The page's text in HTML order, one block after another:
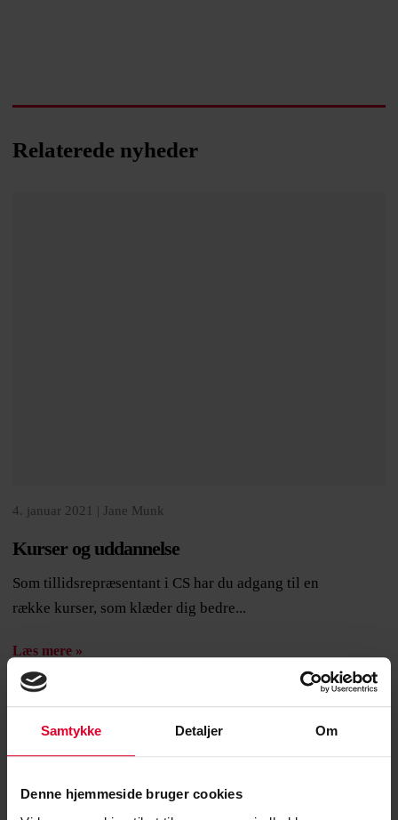
Samtykke Detaljer Om
Denne hjemmeside bruger cookies
Relaterede nyheder
4. januar 2021 | Jane Munk
Kurser og uddannelse
Som tillidsrepræsentant i CS har du adgang til en
række kurser, som klæder dig bedre...
Læs mere »